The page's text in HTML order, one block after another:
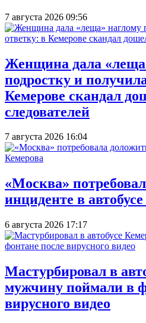
7 августа 2026 09:56
Женщина дала
подростку и
Кемерове скандал
следователей
7 августа 2026 16:04
«Москва»
инциденте в
6 августа 2026 17:17
Мастурбировал в
мужчину поймали в
вирусного видео